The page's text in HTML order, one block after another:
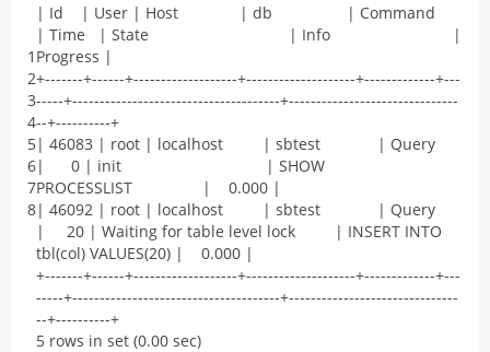
1
2
3
4
5
6
7
8
| Id | User | Host | db | Command
| Time | State | Info
|
Progress |
+-------+------+-------------------+--------------------+-------------+---
-----+--------------------------------------+-------------------------------
--+----------+
| 46083 | root | localhost | sbtest | Query
|
0 | init | SHOW
PROCESSLIST
| 0.000 |
| 46092 | root | localhost | sbtest | Query
|
20 | Waiting for table level lock | INSERT INTO
tbl(col) VALUES(20) | 0.000 |
+-------+------+-------------------+--------------------+-------------+---
-----+--------------------------------------+-------------------------------
--+----------+
5 rows in set (0.00 sec)